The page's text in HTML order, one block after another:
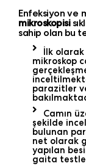
Enfeksiyon ve
mikroskopisi
sahip olan bu
İlk
mikroskop
parazitler
Camın
şekilde
bulunan
net olarak
yapılan
gaita